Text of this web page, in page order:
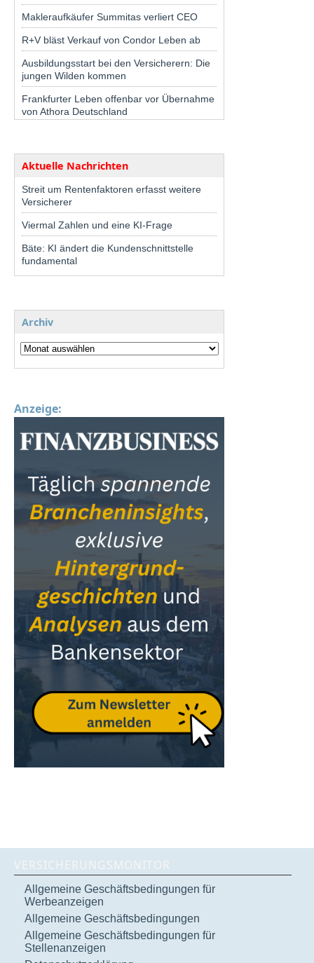
Makleraufkäufer Summitas verliert CEO
R+V bläst Verkauf von Condor Leben ab
Ausbildungsstart bei den Versicherern: Die
jungen Wilden kommen
Frankfurter Leben offenbar vor Übernahme
von Athora Deutschland
Aktuelle Nachrichten
Streit um Rentenfaktoren erfasst weitere
Versicherer
Viermal Zahlen und eine KI-Frage
Bäte: KI ändert die Kundenschnittstelle
fundamental
Archiv
Anzeige:
VERSICHERUNGSMONITOR
Allgemeine Geschäftsbedingungen für
Werbeanzeigen
Allgemeine Geschäftsbedingungen
Allgemeine Geschäftsbedingungen für
Stellenanzeigen